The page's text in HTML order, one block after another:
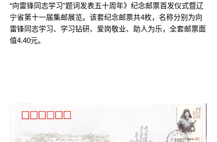
“向雷锋同志学习”题词发表五十周年》纪念邮票首发仪式暨辽
宁省第十一届集邮展览。该套纪念邮票共4枚，名称分别为向
雷锋同志学习、学习钻研、爱岗敬业、助人为乐，全套邮票面
值4.40元。